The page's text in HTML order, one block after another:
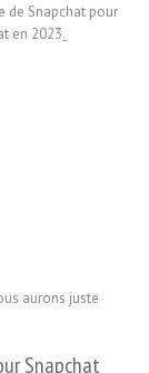
de Snapchat pour
en 2023.
aurons juste
Snapchat